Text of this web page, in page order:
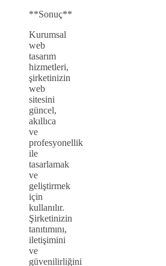
**Sonuç**
Kurumsal
web
tasarım
hizmetleri,
şirketinizin
web
sitesini
güncel,
akıllıca
ve
profesyonellik
ile
tasarlamak
ve
geliştirmek
için
kullanılır.
Şirketinizin
tanıtımını,
iletişimini
ve
güvenilirliğini